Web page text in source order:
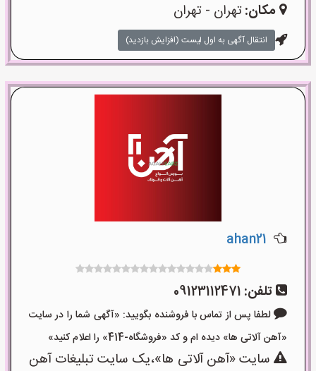
مکان:تهران - تهران
انتقال آگهی به اول لیست (افزایش بازدید)
ahan21
تلفن: 09123112471
لطفا پس از تماس با فروشنده بگویید: «آگهی شما را در سایت
«آهن آلاتی ها» دیده ام و کد «فروشگاه-414» را اعلام کنید»
سایت «آهن آلاتی ها»،یک سایت تبلیغات آهن